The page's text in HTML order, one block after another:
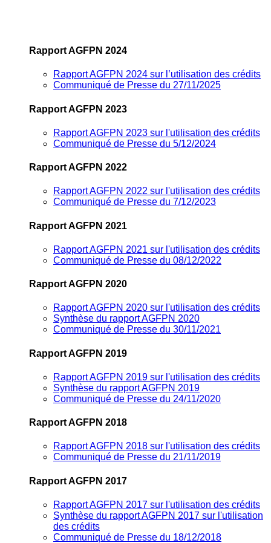
Rapport AGFPN 2024
Rapport AGFPN 2024 sur l’utilisation des crédits
Communiqué de Presse du 27/11/2025
Rapport AGFPN 2023
Rapport AGFPN 2023 sur l'utilisation des crédits
Communiqué de Presse du 5/12/2024
Rapport AGFPN 2022
Rapport AGFPN 2022 sur l'utilisation des crédits
Communiqué de Presse du 7/12/2023
Rapport AGFPN 2021
Rapport AGFPN 2021 sur l'utilisation des crédits
Communiqué de Presse du 08/12/2022
Rapport AGFPN 2020
Rapport AGFPN 2020 sur l'utilisation des crédits
Synthèse du rapport AGFPN 2020
Communiqué de Presse du 30/11/2021
Rapport AGFPN 2019
Rapport AGFPN 2019 sur l'utilisation des crédits
Synthèse du rapport AGFPN 2019
Communiqué de Presse du 24/11/2020
Rapport AGFPN 2018
Rapport AGFPN 2018 sur l'utilisation des crédits
Communiqué de Presse du 21/11/2019
Rapport AGFPN 2017
Rapport AGFPN 2017 sur l'utilisation des crédits
Synthèse du rapport AGFPN 2017 sur l'utilisation
des crédits
Communiqué de Presse du 18/12/2018